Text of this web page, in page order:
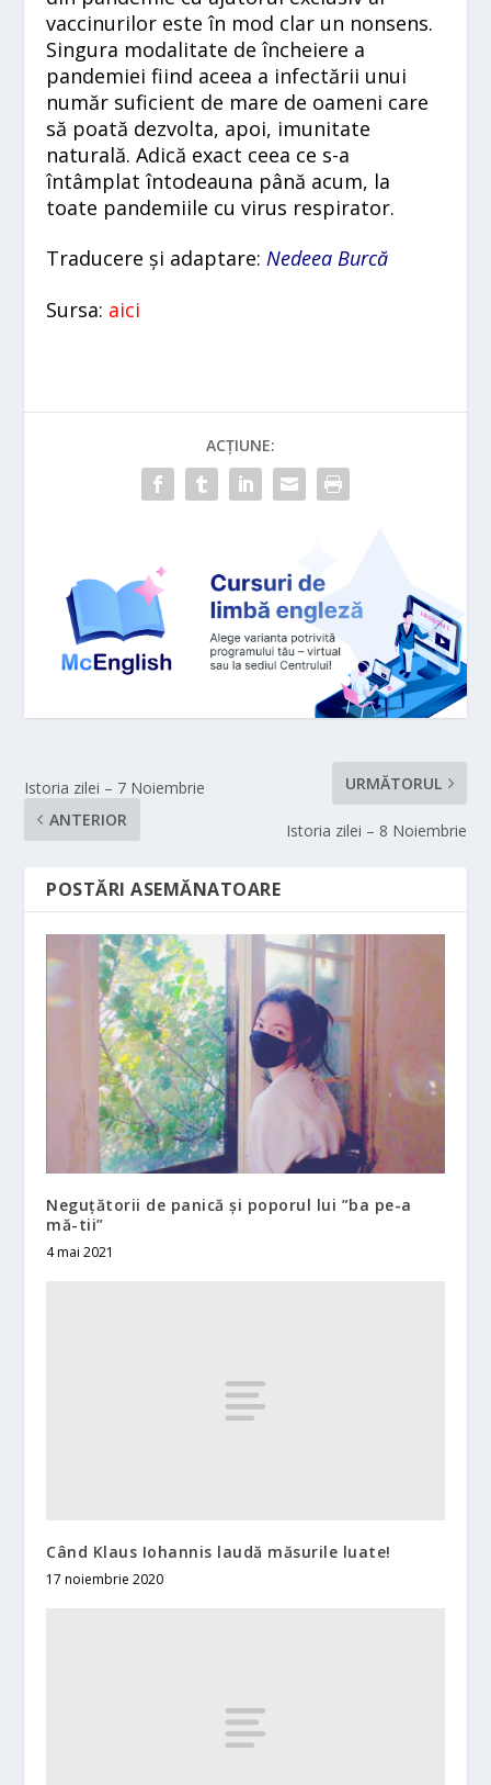
vaccinurilor este în mod clar un nonsens.
Singura modalitate de încheiere a
pandemiei fiind aceea a infectării unui
număr suficient de mare de oameni care
să poată dezvolta, apoi, imunitate
naturală. Adică exact ceea ce s-a
întâmplat întodeauna până acum, la
toate pandemiile cu virus respirator.
Traducere și adaptare:Nedeea Burcă
Sursa: aici
ACȚIUNE:
Istoria zilei – 7 Noiembrie
ANTERIOR
URMĂTORUL
Istoria zilei – 8 Noiembrie
POSTĂRI ASEMĂNATOARE
Neguțătorii de panică și poporul lui ”ba pe-a
mă-tii”
4 mai 2021
Când Klaus Iohannis laudă măsurile luate!
17 noiembrie 2020